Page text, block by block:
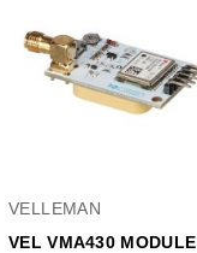
VELLEMAN
VEL VMA430 MODULE